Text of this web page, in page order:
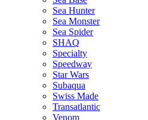
Sea Hunter
Sea Monster
Sea Spider
SHAQ
Specialty
Speedway
Star Wars
Subaqua
Swiss Made
Transatlantic
Venom